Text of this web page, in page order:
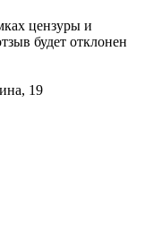
цензуры и
будет отклонен
19